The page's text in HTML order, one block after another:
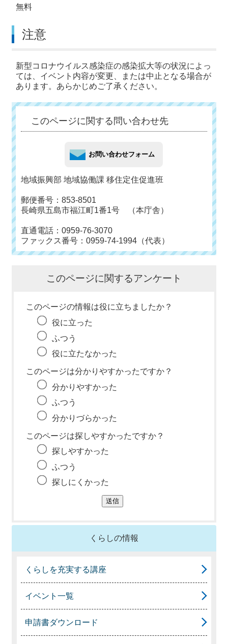
無料
注意
新型コロナウイルス感染症の感染拡大等の状況によっ
ては、イベント内容が変更、または中止となる場合が
あります。あらかじめご了承ください。
このページに関する問い合わせ先
地域振興部 地域協働課 移住定住促進班
郵便番号：853-8501
長崎県五島市福江町1番1号 （本庁舎）
直通電話：0959-76-3070
ファックス番号：0959-74-1994（代表）
このページに関するアンケート
このページの情報は役に立ちましたか？
役に立った
ふつう
役に立たなかった
このページは分かりやすかったですか？
分かりやすかった
ふつう
分かりづらかった
このページは探しやすかったですか？
探しやすかった
ふつう
探しにくかった
くらしの情報
くらしを充実する講座
イベント一覧
申請書ダウンロード